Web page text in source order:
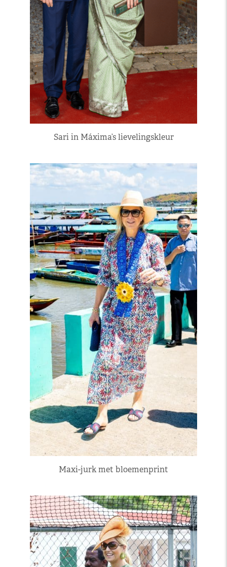
Sari in Máxima’s lievelingskleur
Maxi-jurk met bloemenprint